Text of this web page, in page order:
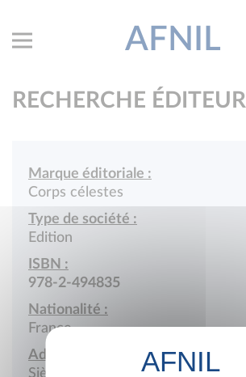
AFNIL
RECHERCHE ÉDITEUR
Marque éditoriale :
Corps célestes
Type de société :
Edition
ISBN :
978-2-494835
Nationalité :
France
Adresse :
Siège social